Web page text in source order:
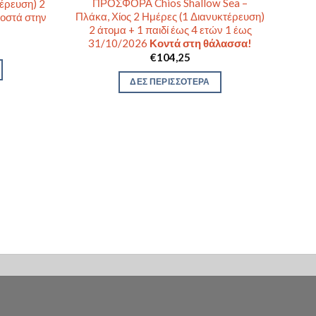
2
στην
ΠΡΟΣΦΟΡΑ Chios Shallow Sea –
Πλάκα, Χίος 2 Ημέρες (1 Διανυκτέρευση)
2 άτομα + 1 παιδί έως 4 ετών 1 έως
31/10/2026 Κοντά στη θάλασσα!
€104,25
ΔΕΣ ΠΕΡΙΣΣΟΤΕΡΑ